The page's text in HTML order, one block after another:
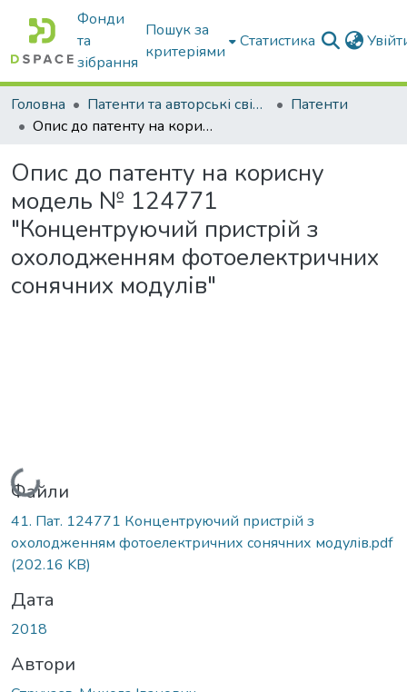
Фонди
та
зібрання
Пошук за
критеріями
Статистика
Головна Патенти та авторські свідоцтва
Патенти
Опис до патенту на корисну модель № 124771 "Концентруючий пристрій з охолодженням фотоелектричних сонячних модулів"
Опис до патенту на корисну
модель № 124771
"Концентруючий пристрій з
охолодженням фотоелектричних
сонячних модулів"
Вантажиться...
Файли
41. Пат. 124771 Концентруючий пристрій з
охолодженням фотоелектричних сонячних модулів.pdf
(202.16 KB)
Дата
2018
Автори